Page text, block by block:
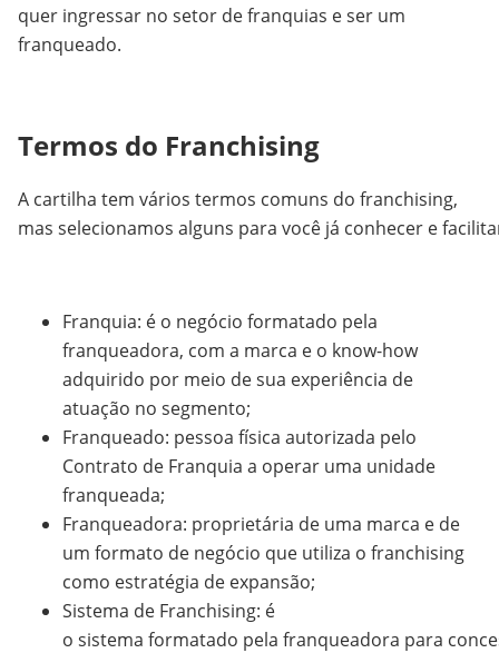
quer ingressar no setor de franquias e ser um
franqueado.
Termos do Franchising
A cartilha tem vários termos comuns do franchising,
mas selecionamos alguns para você já conhecer e
Franquia: é o negócio formatado pela
franqueadora, com a marca e o know-how
adquirido por meio de sua experiência de
atuação no segmento;
Franqueado: pessoa física autorizada pelo
Contrato de Franquia a operar uma unidade
franqueada;
Franqueadora: proprietária de uma marca e de
um formato de negócio que utiliza o franchising
como estratégia de expansão;
Sistema de Franchising: é
o sistema formatado pela franqueadora para